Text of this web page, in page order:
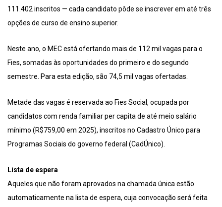
111.402 inscritos — cada candidato pôde se inscrever em até três
opções de curso de ensino superior.
Neste ano, o MEC está ofertando mais de 112 mil vagas para o
Fies, somadas às oportunidades do primeiro e do segundo
semestre. Para esta edição, são 74,5 mil vagas ofertadas.
Metade das vagas é reservada ao Fies Social, ocupada por
candidatos com renda familiar per capita de até meio salário
mínimo (R$759,00 em 2025), inscritos no Cadastro Único para
Programas Sociais do governo federal (CadÚnico).
Lista de espera
Aqueles que não foram aprovados na chamada única estão
automaticamente na lista de espera, cuja convocação será feita